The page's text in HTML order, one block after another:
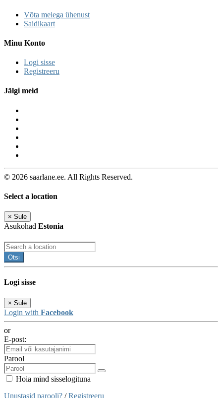
Võta meiega ühenust
Saidikaart
Minu Konto
Logi sisse
Registreeru
Jälgi meid
© 2026 saarlane.ee. All Rights Reserved.
Select a location
× Sule
Asukohad Estonia
Otsi
Logi sisse
× Sule
Login with Facebook
or
E-post:
Parool
Hoia mind sisselogituna
Unustasid parooli? /Registreeru